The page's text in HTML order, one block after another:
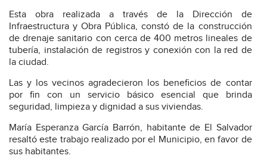
Esta obra realizada a través de la Dirección de
Infraestructura y Obra Pública, constó de la construcción
de drenaje sanitario con cerca de 400 metros lineales de
tubería, instalación de registros y conexión con la red de
la ciudad.
Las y los vecinos agradecieron los beneficios de contar
por fin con un servicio básico esencial que brinda
seguridad, limpieza y dignidad a sus viviendas.
María Esperanza García Barrón, habitante de El Salvador
resaltó este trabajo realizado por el Municipio, en favor de
sus habitantes.